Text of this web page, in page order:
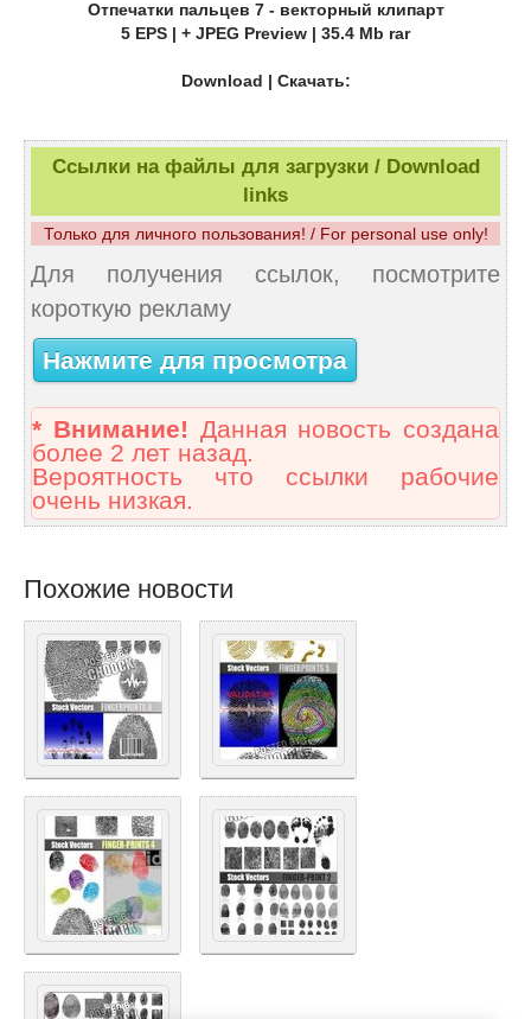
Отпечатки пальцев 7 - векторный клипарт
5 EPS | + JPEG Preview | 35.4 Mb rar
Download | Скачать:
Ссылки на файлы для загрузки / Download
links
Только для личного пользования! / For personal use only!
Для получения ссылок, посмотрите
короткую рекламу
Нажмите для просмотра
* Внимание! Данная новость создана
более 2 лет назад.
Вероятность что ссылки рабочие
очень низкая.
Похожие новости